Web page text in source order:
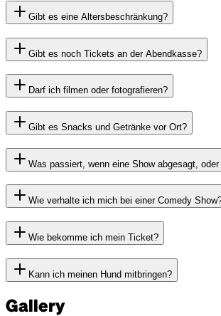
Gibt es eine Altersbeschränkung?
Gibt es noch Tickets an der Abendkasse?
Darf ich filmen oder fotografieren?
Gibt es Snacks und Getränke vor Ort?
Was passiert, wenn eine Show abgesagt,
Wie verhalte ich mich bei einer Comedy
Wie bekomme ich mein Ticket?
Kann ich meinen Hund mitbringen?
Gallery